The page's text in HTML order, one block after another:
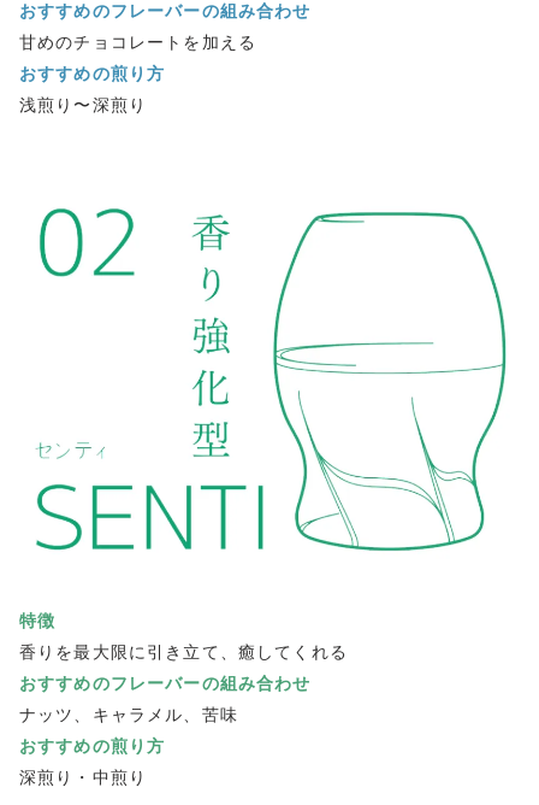
おすすめのフレーバーの組み合わせ
甘めのチョコレートを加える
おすすめの煎り方
浅煎り〜深煎り
特徴
香りを最大限に引き立て、癒してくれる
おすすめのフレーバーの組み合わせ
ナッツ、キャラメル、苦味
おすすめの煎り方
深煎り・中煎り